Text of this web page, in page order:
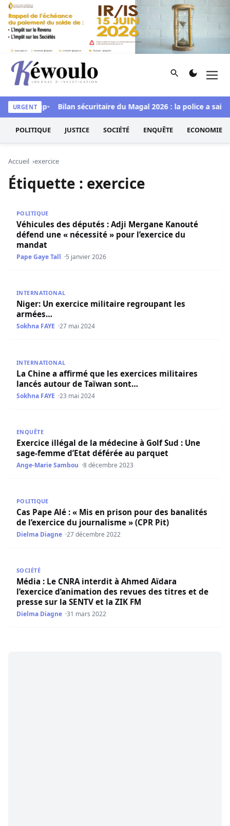
Aller au contenu
Kéwoulo, le premier site d'information et d'investigation
Rechercher
URGENT
Goudomp Bilan sécuritaire du Magal 2026 : la police a
POLITIQUE JUSTICE SOCIÉTÉ ENQUÊTE ECONOMIE
Accueil exercice
Étiquette : exercice
POLITIQUE
Véhicules des députés : Adji Mergane Kanouté
défend une « nécessité » pour l’exercice du
mandat
Pape Gaye Tall 5 janvier 2026
INTERNATIONAL
Niger: Un exercice militaire regroupant les
armées…
Sokhna FAYE 27 mai 2024
INTERNATIONAL
La Chine a affirmé que les exercices militaires
lancés autour de Taïwan sont…
Sokhna FAYE 23 mai 2024
ENQUÊTE
Exercice illégal de la médecine à Golf Sud : Une
sage-femme d’Etat déférée au parquet
Ange-Marie Sambou 8 décembre 2023
POLITIQUE
Cas Pape Alé : « Mis en prison pour des banalités
de l’exercice du journalisme » (CPR Pit)
Dielma Diagne 27 décembre 2022
SOCIÉTÉ
Média : Le CNRA interdit à Ahmed Aïdara
l’exercice d’animation des revues des titres et de
presse sur la SENTV et la ZIK FM
Dielma Diagne 31 mars 2022